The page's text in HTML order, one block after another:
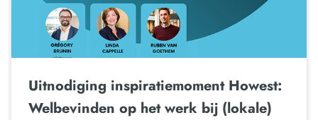
Uitnodiging inspiratiemoment Howest:
Welbevinden op het werk bij (lokale)